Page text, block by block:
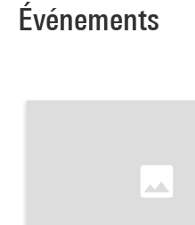
Événements